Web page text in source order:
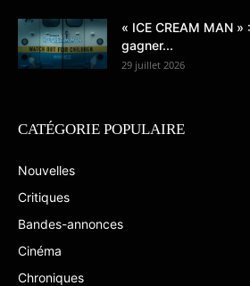
« ICE CREAM MAN
gagner...
29 juillet 2026
CATÉGORIE POPULAIRE
Nouvelles
Critiques
Bandes-annonces
Cinéma
Chroniques